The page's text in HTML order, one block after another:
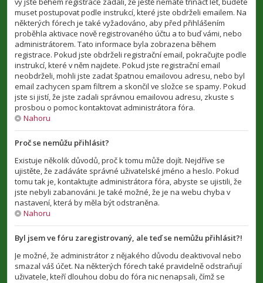
muset postupovat podle instrukcí, které jste obdrželi emailem. Na
některých fórech je také vyžadováno, aby před přihlášením
proběhla aktivace nově registrovaného účtu a to buď vámi, nebo
administrátorem. Tato informace byla zobrazena během
registrace. Pokud jste obdrželi registrační email, pokračujte podle
instrukcí, které v něm najdete. Pokud jste registrační email
neobdrželi, mohli jste zadat špatnou emailovou adresu, nebo byl
email zachycen spam filtrem a skončil ve složce se spamy. Pokud
jste si jistí, že jste zadali správnou emailovou adresu, zkuste s
prosbou o pomoc kontaktovat administrátora fóra.
Nahoru
Proč se nemůžu přihlásit?
Existuje několik důvodů, proč k tomu může dojít. Nejdříve se
ujistěte, že zadáváte správné uživatelské jméno a heslo. Pokud
tomu tak je, kontaktujte administrátora fóra, abyste se ujistili, že
jste nebyli zabanováni. Je také možné, že je na webu chyba v
nastavení, která by měla být odstraněna.
Nahoru
Byl jsem ve fóru zaregistrovaný, ale teď se nemůžu přihlásit?!
Je možné, že administrátor z nějakého důvodu deaktivoval nebo
smazal váš účet. Na některých fórech také pravidelně odstraňují
uživatele, kteří dlouhou dobu do fóra nic nenapsali, čímž se